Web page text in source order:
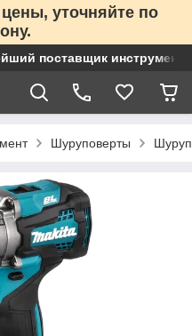
уточняйте по
поставщик
Шуруповерты